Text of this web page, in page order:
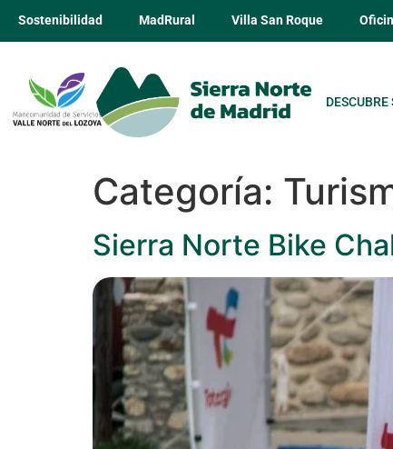
Sostenibilidad MadRural Villa San Roque
Categoría:
Sierra Norte Bike